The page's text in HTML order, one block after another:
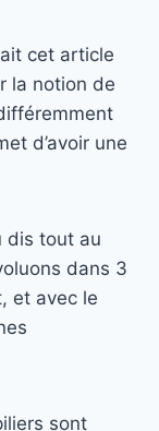
cet article
la notion de
d’avoir une
dis tout au
dans 3
et avec le
sont